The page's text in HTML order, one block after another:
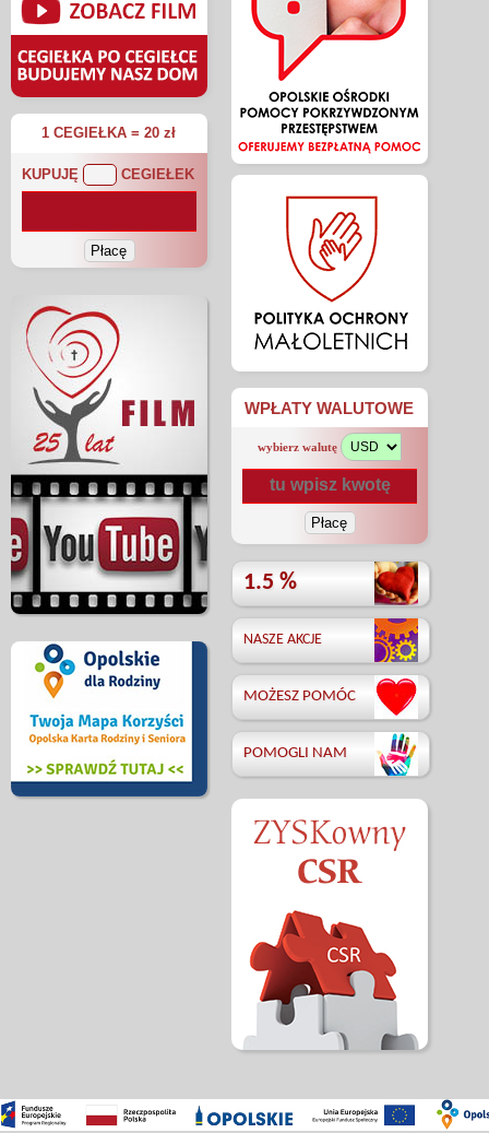
1 CEGIEŁKA = 20 zł
KUPUJĘ CEGIEŁEK
WPŁATY WALUTOWE
wybierz walutę
1.5 %
NASZE AKCJE
MOŻESZ POMÓC
POMOGLI NAM